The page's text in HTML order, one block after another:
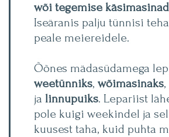
wõi tegemise käsimasinad
Iseäranis palju tünnisi
peale meiereidele.
Õõnes mädasüdamega
weetünniks, wõimasinaks
ja linnupuiks. Lepariist
pole kuigi weekindel ja
kuusest taha, kuid puhta